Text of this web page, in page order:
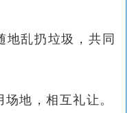
地乱扔垃圾，共同
地，相互礼让。